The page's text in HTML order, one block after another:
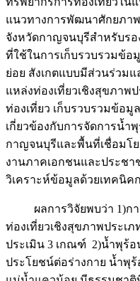
แนวทางการพัฒนาศักยภา
จังหวัดกาญจนบุรีสำหรับรอ
ที่ใช้ในการเก็บรวบรวมข้
ย่อย สังเกตแบบมีส่วนร่วม
แหล่งท่องเที่ยวเชิงสุขภาพ
ท่องเที่ยว เก็บรวบรวมข้อ
เกี่ยวข้องกับการจัดการน้ำ
กาญจนบุรีและพื้นที่เชื่อมโ
งานภาคเอกชนและประช
วิเคราะห์ข้อมูลด้วยเทคนิค
ผลการวิจัยพบว่า 1)กา
ท่องเที่ยวเชิงสุขภาพประเ
ประเมิน 3 เกณฑ์ 2)น้ำพุร้
ประโยชน์ต่อร่างกาย น้ำพุ